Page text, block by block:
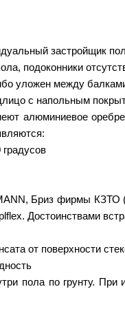
застройщик
подоконники
уложен между
с напольным
алюминиевое
градусов
Бриз фирмы КЗТО
Достоинствами
от поверхности
пола по грунту.